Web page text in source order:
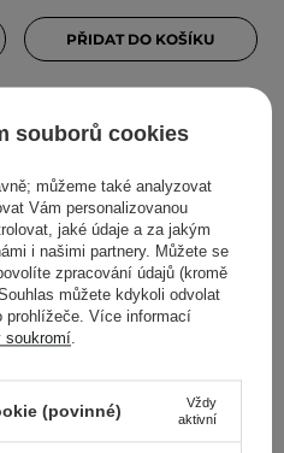
PŘIDAT DO KOŠÍKU
BESTSELLER
Hydratační, zklidňující
souborů cookies
můžeme také analyzovat
Vám personalizovanou
jaké údaje a za jakým
i našimi partnery. Můžete se
zpracování údajů (kromě
můžete kdykoli odvolat
prohlížeče. Více informací
soukromí.
(povinné)
Vždy
aktivní